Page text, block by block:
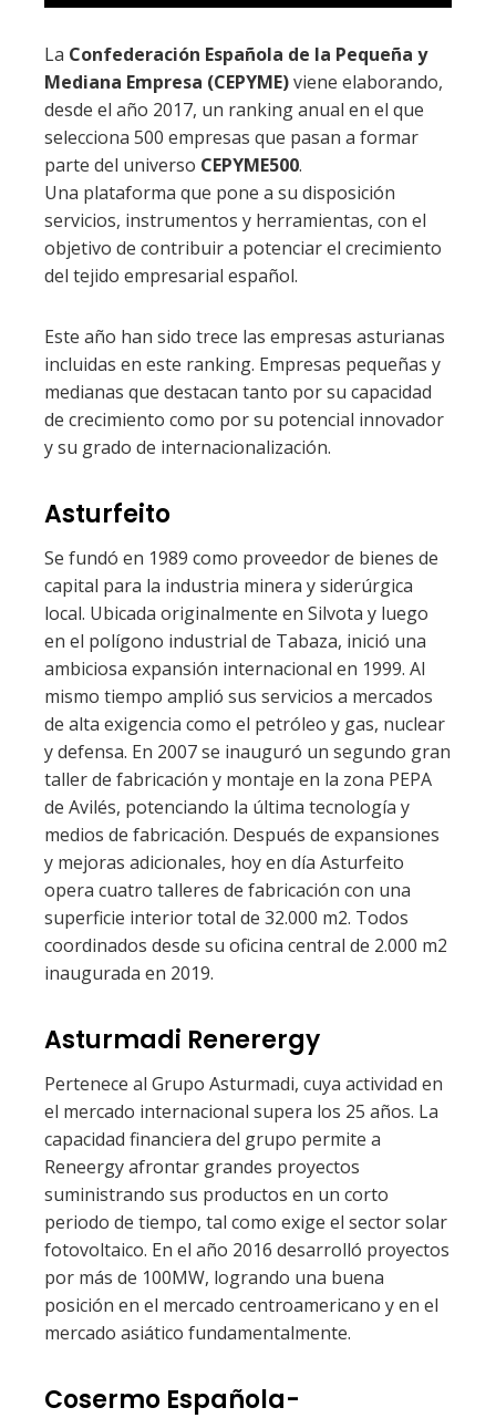
La Confederación Española de la Pequeña y
Mediana Empresa (CEPYME)viene elaborando,
desde el año 2017, un ranking anual en el que
selecciona 500 empresas que pasan a formar
parte del universo CEPYME500.
Una plataforma que pone a su disposición
servicios, instrumentos y herramientas, con el
objetivo de contribuir a potenciar el crecimiento
del tejido empresarial español.
Este año han sido trece las empresas asturianas
incluidas en este ranking. Empresas pequeñas y
medianas que destacan tanto por su capacidad
de crecimiento como por su potencial innovador
y su grado de internacionalización.
Asturfeito
Se fundó en 1989 como proveedor de bienes de
capital para la industria minera y siderúrgica
local. Ubicada originalmente en Silvota y luego
en el polígono industrial de Tabaza, inició una
ambiciosa expansión internacional en 1999. Al
mismo tiempo amplió sus servicios a mercados
de alta exigencia como el petróleo y gas, nuclear
y defensa. En 2007 se inauguró un segundo gran
taller de fabricación y montaje en la zona PEPA
de Avilés, potenciando la última tecnología y
medios de fabricación. Después de expansiones
y mejoras adicionales, hoy en día Asturfeito
opera cuatro talleres de fabricación con una
superficie interior total de 32.000 m2. Todos
coordinados desde su oficina central de 2.000 m2
inaugurada en 2019.
Asturmadi Renerergy
Pertenece al Grupo Asturmadi, cuya actividad en
el mercado internacional supera los 25 años. La
capacidad financiera del grupo permite a
Reneergy afrontar grandes proyectos
suministrando sus productos en un corto
periodo de tiempo, tal como exige el sector solar
fotovoltaico. En el año 2016 desarrolló proyectos
por más de 100MW, logrando una buena
posición en el mercado centroamericano y en el
mercado asiático fundamentalmente.
Cosermo Española-